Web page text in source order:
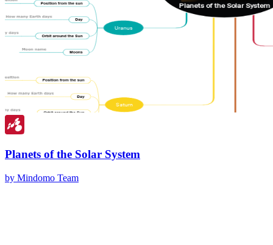
Planets of the Solar System
by Mindomo Team